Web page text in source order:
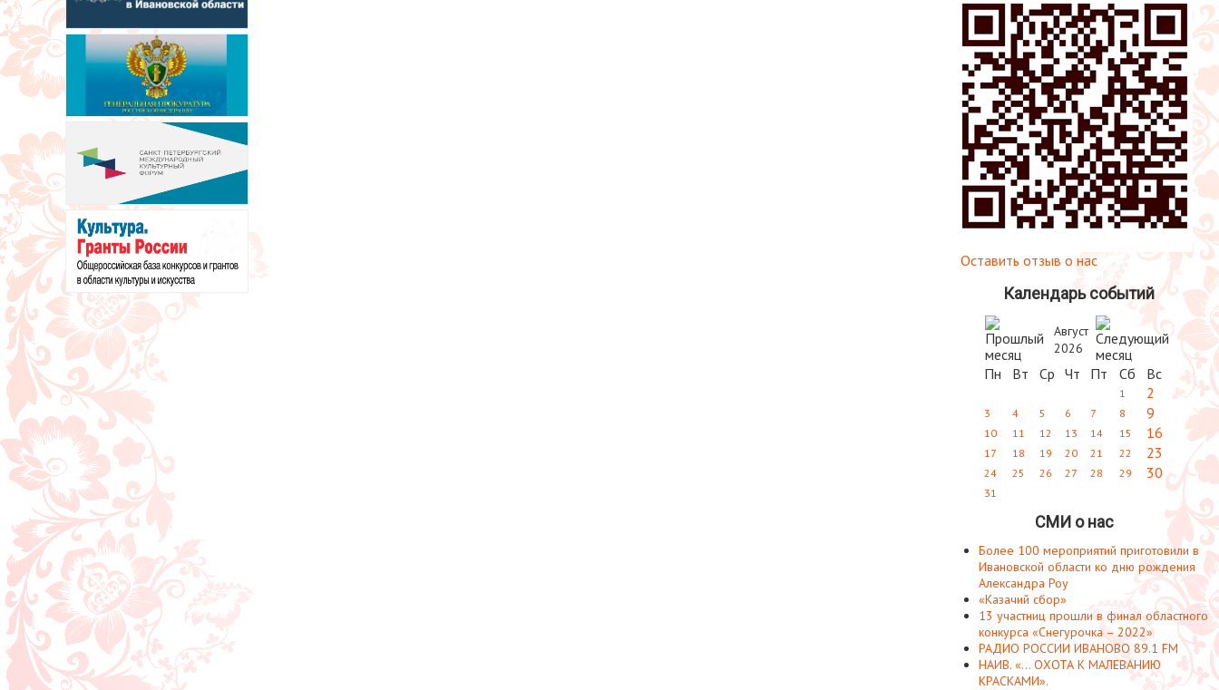
Оставить отзыв о нас
Календарь событий
Август
2026
Пн Вт Ср Чт Пт Сб Вс
1 2
3 4 5 6 7 8 9
10 11 12 13 14 15 16
17 18 19 20 21 22 23
24 25 26 27 28 29 30
31
СМИ о нас
Более 100 мероприятий приготовили в
Ивановской области ко дню рождения
Александра Роу
«Казачий сбор»
13 участниц прошли в финал областного
конкурса «Снегурочка – 2022»
РАДИО РОССИИ ИВАНОВО 89.1 FM
НАИВ. «... ОХОТА К МАЛЕВАНИЮ
КРАСКАМИ».